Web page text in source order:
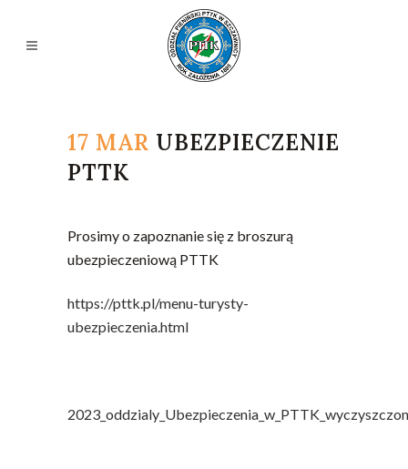
17 MAR UBEZPIECZENIE
PTTK
Prosimy o zapoznanie się z broszurą
ubezpieczeniową PTTK
https://pttk.pl/menu-turysty-
ubezpieczenia.html